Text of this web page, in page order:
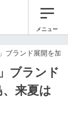
メニュー
ブランド展開を加
ブランド
来夏は